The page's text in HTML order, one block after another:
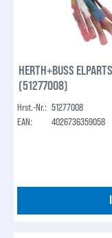
HERTH+BUSS
(51277008)
Hrst.-Nr.: 51277008
EAN:
4026736359058